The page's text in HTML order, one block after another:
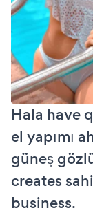
Hala have
el yapımı
güneş
creates
business.